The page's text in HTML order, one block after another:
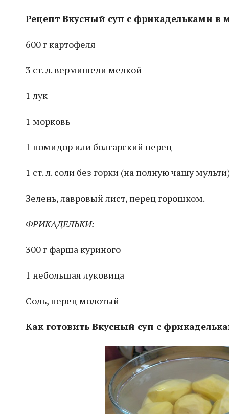
Рецепт Вкусный суп с фрикадельками в
600 г картофеля
3 ст. л. вермишели мелкой
1 лук
1 морковь
1 помидор или болгарский перец
1 ст. л. соли без горки (на полную чашу
Зелень, лавровый лист, перец горошком.
ФРИКАДЕЛЬКИ:
300 г фарша куриного
1 небольшая луковица
Соль, перец молотый
Как готовить Вкусный суп с